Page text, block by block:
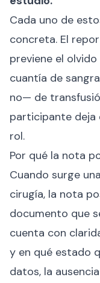
Cada uno de
concreta. El
previene el
cuantía de
no— de
participante deja
rol.
Por qué la nota
Cuando surge
cirugía, la nota
documento que
cuenta con
y en qué estado
datos, la